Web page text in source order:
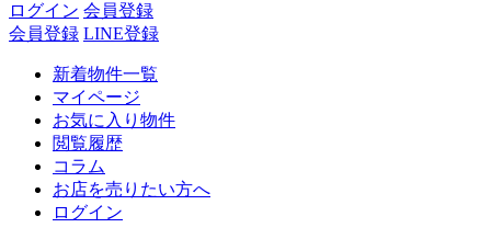
ログイン 会員登録
会員登録 LINE登録
新着物件一覧
マイページ
お気に入り物件
閲覧履歴
コラム
お店を売りたい方へ
ログイン